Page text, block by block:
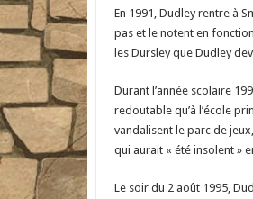
En 1991, Dudley rentre à
pas et le notent en
les Dursley que Dudley
Durant l’année scolaire
redoutable qu’à l’école
vandalisent le parc de
qui aurait « été insolent »
Le soir du 2 août 1995,